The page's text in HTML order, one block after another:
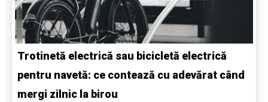
Trotinetă electrică sau bicicletă electrică
pentru navetă: ce contează cu adevărat când
mergi zilnic la birou